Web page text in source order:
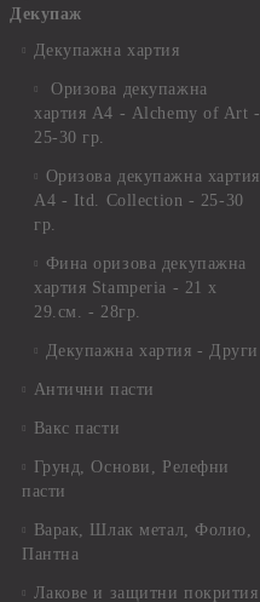
Декупаж
Декупажна хартия
Оризова декупажна
хартия А4 - Alchemy of Art -
25-30 гр.
Оризова декупажна хартия
А4 - Itd. Collection - 25-30
гр.
Фина оризова декупажна
хартия Stamperia - 21 х
29.см. - 28гр.
Декупажна хартия - Други
Антични пасти
Вакс пасти
Грунд, Основи, Релефни
пасти
Варак, Шлак метал, Фолио,
Пантна
Лакове и защитни покрития